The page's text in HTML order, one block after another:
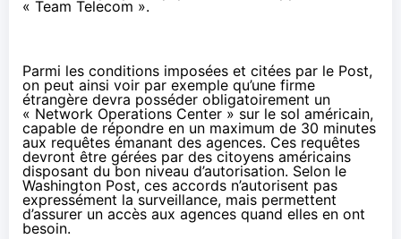
« Team Telecom ».
Parmi les conditions imposées et citées par le Post,
on peut ainsi voir par exemple qu’une firme
étrangère devra posséder obligatoirement un
« Network Operations Center » sur le sol américain,
capable de répondre en un maximum de 30 minutes
aux requêtes émanant des agences. Ces requêtes
devront être gérées par des citoyens américains
disposant du bon niveau d’autorisation. Selon le
Washington Post, ces accords n’autorisent pas
expressément la surveillance, mais permettent
d’assurer un accès aux agences quand elles en ont
besoin.